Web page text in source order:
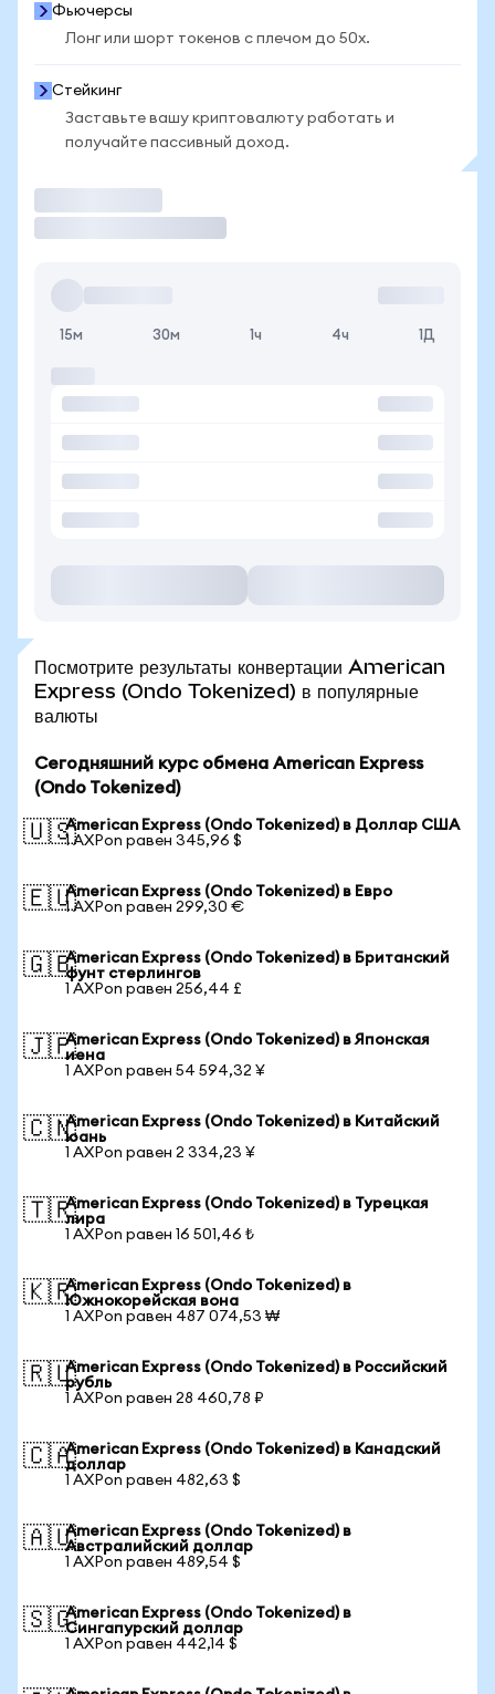
Фьючерсы
Лонг или шорт токенов с плечом до 50x.
Стейкинг
Заставьте вашу криптовалюту работать и
получайте пассивный доход.
15м 30м 1ч 4ч 1Д
Посмотрите результаты конвертации American
Express (Ondo Tokenized) в популярные
валюты
Сегодняшний курс обмена American Express
(Ondo Tokenized)
🇺🇸American Express (Ondo Tokenized) в Доллар США
1 AXPon равен 345,96 $
🇪🇺American Express (Ondo Tokenized) в Евро
1 AXPon равен 299,30 €
🇬🇧American Express (Ondo Tokenized) в Британский
фунт стерлингов
1 AXPon равен 256,44 £
🇯🇵American Express (Ondo Tokenized) в Японская
иена
1 AXPon равен 54 594,32 ¥
🇨🇳American Express (Ondo Tokenized) в Китайский
юань
1 AXPon равен 2 334,23 ¥
🇹🇷American Express (Ondo Tokenized) в Турецкая
лира
1 AXPon равен 16 501,46 ₺
🇰🇷American Express (Ondo Tokenized) в
Южнокорейская вона
1 AXPon равен 487 074,53 ₩
🇷🇺American Express (Ondo Tokenized) в Российский
рубль
1 AXPon равен 28 460,78 ₽
🇨🇦American Express (Ondo Tokenized) в Канадский
доллар
1 AXPon равен 482,63 $
🇦🇺American Express (Ondo Tokenized) в
Австралийский доллар
1 AXPon равен 489,54 $
🇸🇬American Express (Ondo Tokenized) в
Сингапурский доллар
1 AXPon равен 442,14 $